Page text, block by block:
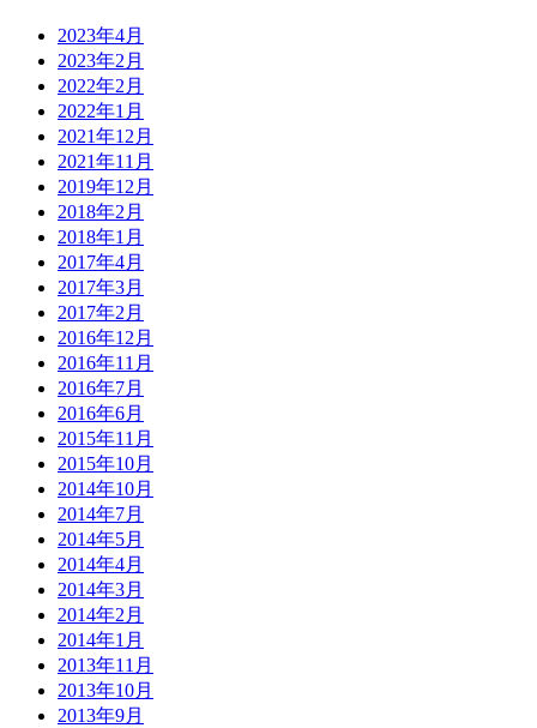
2023年4月
2023年2月
2022年2月
2022年1月
2021年12月
2021年11月
2019年12月
2018年2月
2018年1月
2017年4月
2017年3月
2017年2月
2016年12月
2016年11月
2016年7月
2016年6月
2015年11月
2015年10月
2014年10月
2014年7月
2014年5月
2014年4月
2014年3月
2014年2月
2014年1月
2013年11月
2013年10月
2013年9月